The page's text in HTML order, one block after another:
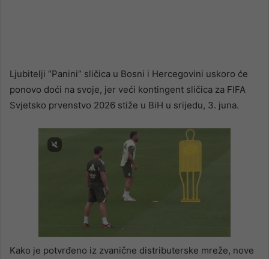
Ljubitelji “Panini” sličica u Bosni i Hercegovini uskoro će
ponovo doći na svoje, jer veći kontingent sličica za FIFA
Svjetsko prvenstvo 2026 stiže u BiH u srijedu, 3. juna.
Kako je potvrđeno iz zvanične distributerske mreže, nove